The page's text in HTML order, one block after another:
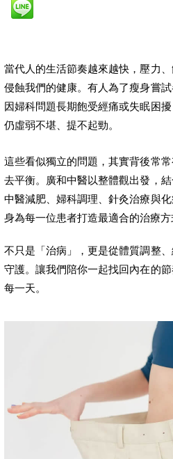
當代人的生活節奏越來越快，壓力
侵蝕我們的健康。有人為了瘦身嘗
因婦科問題長期飽受經痛或失眠困
仍虛弱不堪、提不起勁。
這些看似獨立的問題，其實背後常
去平衡。廣和中醫以整體觀出發，
中醫減肥、婦科調理、針灸治療與
身為每一位患者打造最適合的治療方
不只是「治病」，更是從體質調整
守護。讓我們陪你一起找回內在的
每一天。